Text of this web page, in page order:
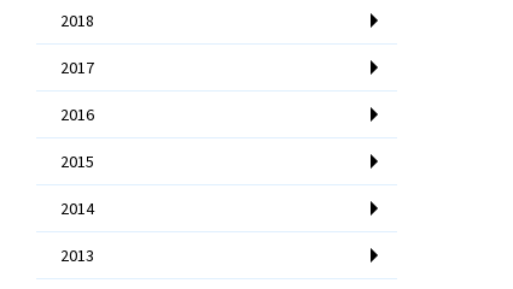
2018
2017
2016
2015
2014
2013